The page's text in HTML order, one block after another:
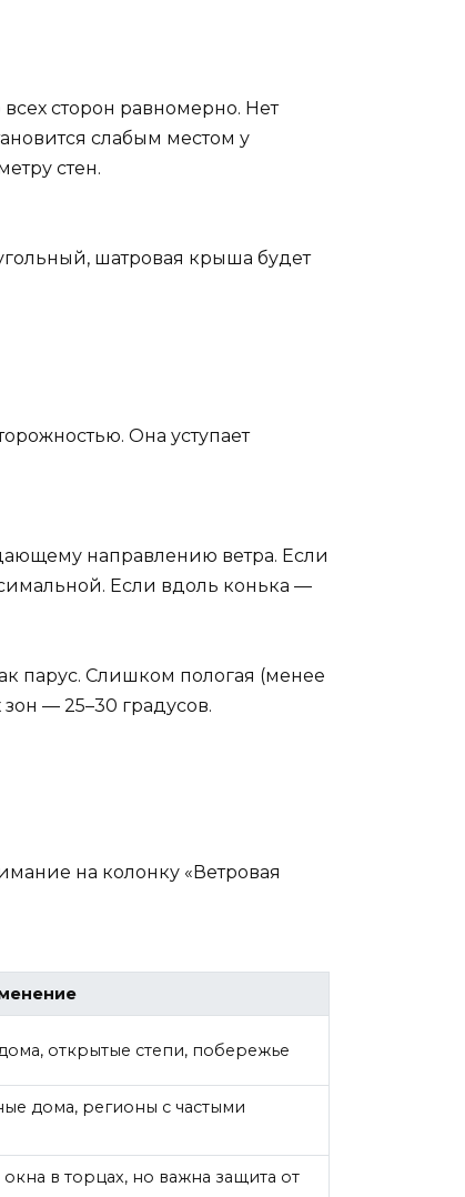
сторон равномерно. Нет
слабым местом у
стен.
шатровая крыша будет
Она уступает
направлению ветра. Если
Если вдоль конька —
парус. Слишком пологая (менее
— 25–30 градусов.
на колонку «Ветровая
открытые степи, побережье
дома, регионы с частыми
в торцах, но важна защита от